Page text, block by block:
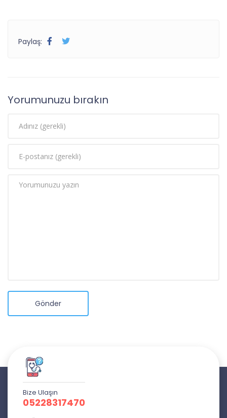
Paylaş:
Yorumunuzu bırakın
Gönder
Bize Ulaşın
05228317470